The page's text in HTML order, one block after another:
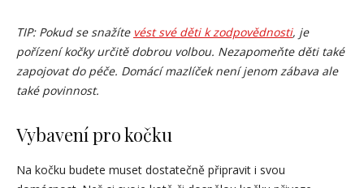
TIP: Pokud se snažíte vést své děti k zodpovědnosti, je
pořízení kočky určitě dobrou volbou. Nezapomeňte děti také
zapojovat do péče. Domácí mazlíček není jenom zábava ale
také povinnost.
Vybavení pro kočku
Na kočku budete muset dostatečně připravit i svou